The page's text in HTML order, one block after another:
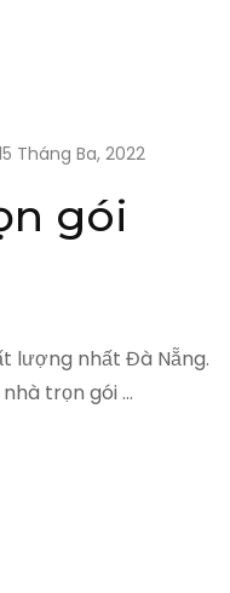
Tháng Ba, 2022
gói
lượng nhất Đà Nẵng.
trọn gói …